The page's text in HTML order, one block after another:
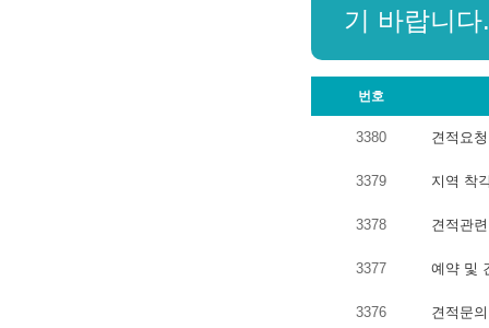
기 바랍니다.
번호
3380 견적요
3379 지역 착
3378 견적관
3377 예약 및
3376 견적문